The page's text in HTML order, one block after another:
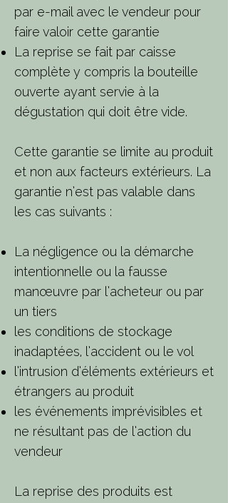
par e-mail avec le vendeur pour
faire valoir cette garantie
La reprise se fait par caisse
complète y compris la bouteille
ouverte ayant servie à la
dégustation qui doit être vide.
Cette garantie se limite au produit
et non aux facteurs extérieurs. La
garantie n’est pas valable dans
les cas suivants :
La négligence ou la démarche
intentionnelle ou la fausse
manœuvre par l’acheteur ou par
un tiers
les conditions de stockage
inadaptées, l’accident ou le vol
l’intrusion d’éléments extérieurs et
étrangers au produit
les événements imprévisibles et
ne résultant pas de l’action du
vendeur
La reprise des produits est